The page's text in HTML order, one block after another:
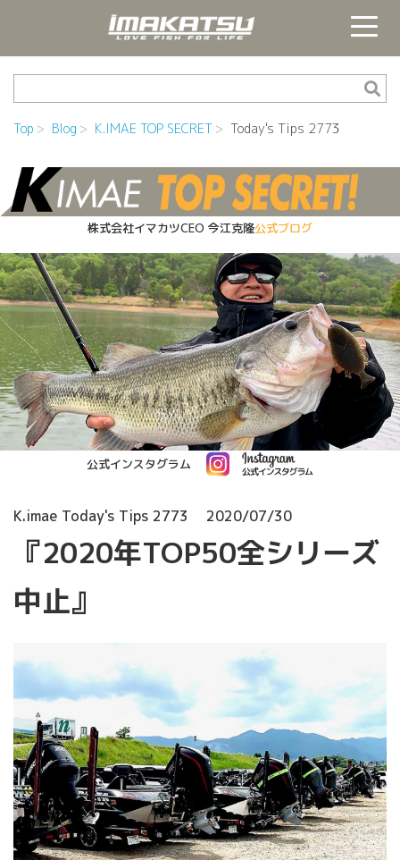
Top Blog K.IMAE TOP SECRET Today's Tips 2773
株式会社イマカツCEO 今江克隆公式ブログ
公式インスタグラム
K.imae Today's Tips 2773 2020/07/30
『2020年TOP50全シリーズ
中止』